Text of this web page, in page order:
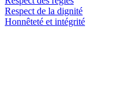
Respect de la dignité
Honnêteté et intégrité